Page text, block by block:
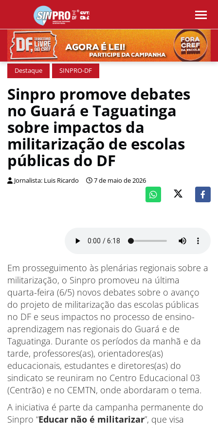
Destaque SINPRO-DF
Sinpro promove debates
no Guará e Taguatinga
sobre impactos da
militarização de escolas
públicas do DF
Jornalista: Luis Ricardo 7 de maio de 2026
Em prosseguimento às plenárias regionais sobre a
militarização, o Sinpro promoveu na última
quarta-feira (6/5) novos debates sobre o avanço
do projeto de militarização das escolas públicas
no DF e seus impactos no processo de ensino-
aprendizagem nas regionais do Guará e de
Taguatinga. Durante os períodos da manhã e da
tarde, professores(as), orientadores(as)
educacionais, estudantes e diretores(as) do
sindicato se reuniram no Centro Educacional 03
(Centrão) e no CEMTN, onde abordaram o tema.
A iniciativa é parte da campanha permanente do
Sinpro “Educar não é militarizar”, que visa